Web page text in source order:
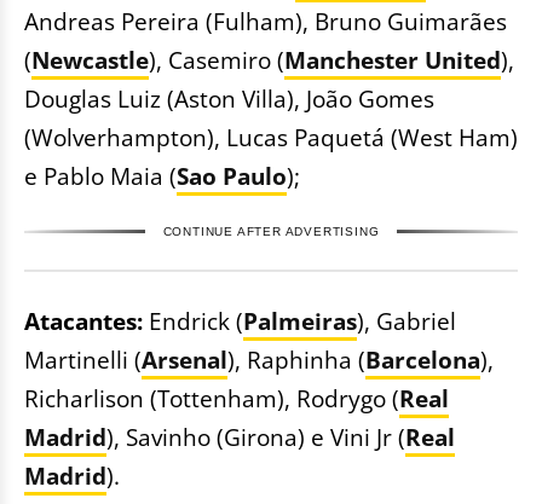
Andreas Pereira (Fulham), Bruno Guimarães
(Newcastle), Casemiro (Manchester United),
Douglas Luiz (Aston Villa), João Gomes
(Wolverhampton), Lucas Paquetá (West Ham)
e Pablo Maia (Sao Paulo);
CONTINUE AFTER ADVERTISING
Atacantes: Endrick (Palmeiras), Gabriel
Martinelli (Arsenal), Raphinha (Barcelona),
Richarlison (Tottenham), Rodrygo (Real
Madrid), Savinho (Girona) e Vini Jr (Real
Madrid).